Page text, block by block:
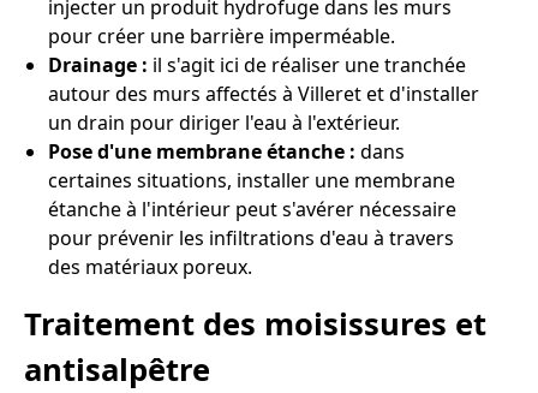
injecter un produit hydrofuge dans les murs
pour créer une barrière imperméable.
Drainage : il s'agit ici de réaliser une tranchée
autour des murs affectés à Villeret et d'installer
un drain pour diriger l'eau à l'extérieur.
Pose d'une membrane étanche : dans
certaines situations, installer une membrane
étanche à l'intérieur peut s'avérer nécessaire
pour prévenir les infiltrations d'eau à travers
des matériaux poreux.
Traitement des moisissures et
antisalpêtre